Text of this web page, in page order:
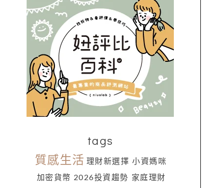
tags
質感生活 理財新選擇 小資媽咪
加密貨幣 2026投資趨勢 家庭理財